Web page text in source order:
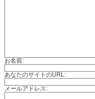
お名前:
あなたのサイトのURL:
メールアドレス: